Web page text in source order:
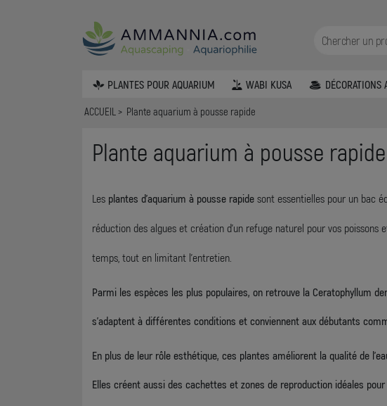
PLANTES POUR AQUARIUM WABI KUSA DÉCORATIONS
ACCUEIL Plante aquarium à pousse rapide
Plante aquarium à pousse rapide
Les plantes d’aquarium à pousse rapide sont essentielles pour un bac
réduction des algues et création d’un refuge naturel pour vos
temps, tout en limitant l’entretien.
Parmi les espèces les plus populaires, on retrouve la Ceratophyllum
s’adaptent à différentes conditions et conviennent aux débutants
En plus de leur rôle esthétique, ces plantes améliorent la qualité de
Elles créent aussi des cachettes et zones de reproduction idéales pour